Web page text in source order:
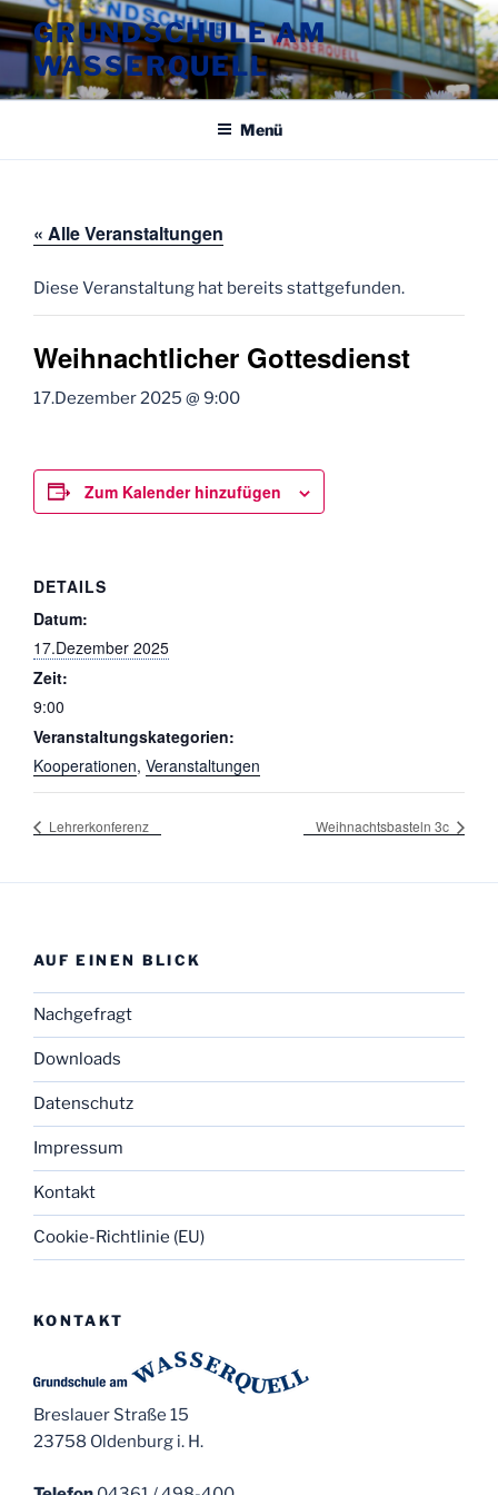
Zum
Inhalt
springen
GRUNDSCHULE AM
WASSERQUELL
Menü
« Alle Veranstaltungen
Diese Veranstaltung hat bereits stattgefunden.
Weihnachtlicher Gottesdienst
17.Dezember 2025 @ 9:00
Zum Kalender hinzufügen
DETAILS
Datum:
17.Dezember 2025
Zeit:
9:00
Veranstaltungskategorien:
Kooperationen, Veranstaltungen
Lehrerkonferenz Weihnachtsbasteln 3c
AUF EINEN BLICK
Nachgefragt
Downloads
Datenschutz
Impressum
Kontakt
Cookie-Richtlinie (EU)
KONTAKT
Breslauer Straße 15
23758 Oldenburg i. H.